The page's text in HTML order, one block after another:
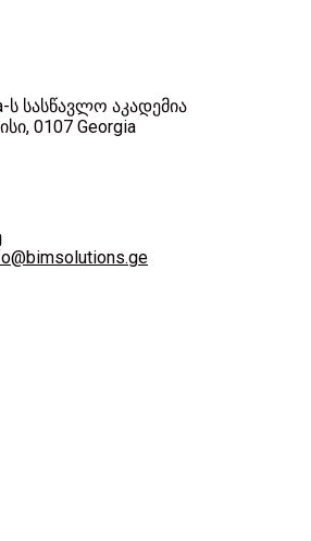
ს სასწავლო აკადემია
, 0107 Georgia